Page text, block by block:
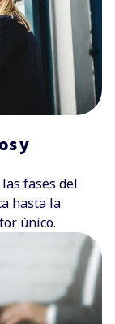
y
fases del
hasta la
único.